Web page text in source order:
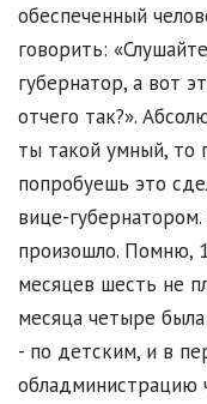
обеспеченный
говорить:
губернатор, а вот
отчего так?».
ты такой умный, то
попробуешь это
вице-
произошло. Помню,
месяцев шесть не
месяца четыре
- по детским, и в
обладминистрацию